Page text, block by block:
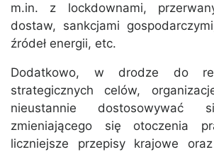
m.in. z lockdownami,
dostaw, sankcjami
źródeł energii, etc.
Dodatkowo, w drodze do
strategicznych celów,
nieustannie
zmieniającego się otoczenia
liczniejsze przepisy krajowe